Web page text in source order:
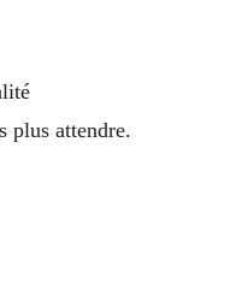
plus attendre.